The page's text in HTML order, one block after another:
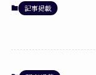
記事掲載